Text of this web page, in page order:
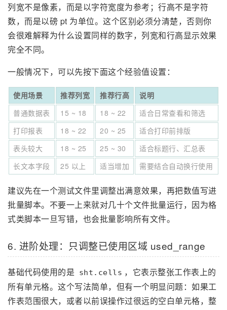
列宽不是像素，而是以字符宽度为参考；行高不是字符
数，而是以磅 pt 为单位。这个区别必须分清楚，否则你
会很难解释为什么设置同样的数字，列宽和行高显示效果
完全不同。
一般情况下，可以先按下面这个经验值设置：
使用场景 推荐列宽 推荐行高
说明
普通数据表
15 ~ 18 18 ~ 22
适合日常查看和筛选
打印报表
18 ~ 22 20 ~ 25
适合打印前排版
表头较大
18 ~ 25 25 ~ 30
适合标题行、汇总表
长文本字段
25 以上 适当增加 需要结合自动换行使用
建议先在一个测试文件里调整出满意效果，再把数值写进
批量脚本。不要一上来就对几十个文件批量运行，因为格
式类脚本一旦写错，也会批量影响所有文件。
6. 进阶处理：只调整已使用区域 used_range
基础代码使用的是 sht.cells ，它表示整张工作表上的
所有单元格。这个写法简单，但有一个明显问题：如果工
作表范围很大，或者以前误操作过很远的空白单元格，整